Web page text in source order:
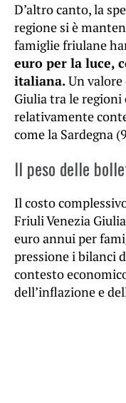
D’altro canto, la
regione si è
famiglie friulane
euro per la luce,
italiana.Un valore
Giulia tra le
relativamente
come la Sardegna
Il peso delle
Il costo
Friuli Venezia
euro annui per
pressione i bilanci
contesto
dell’inflazione e